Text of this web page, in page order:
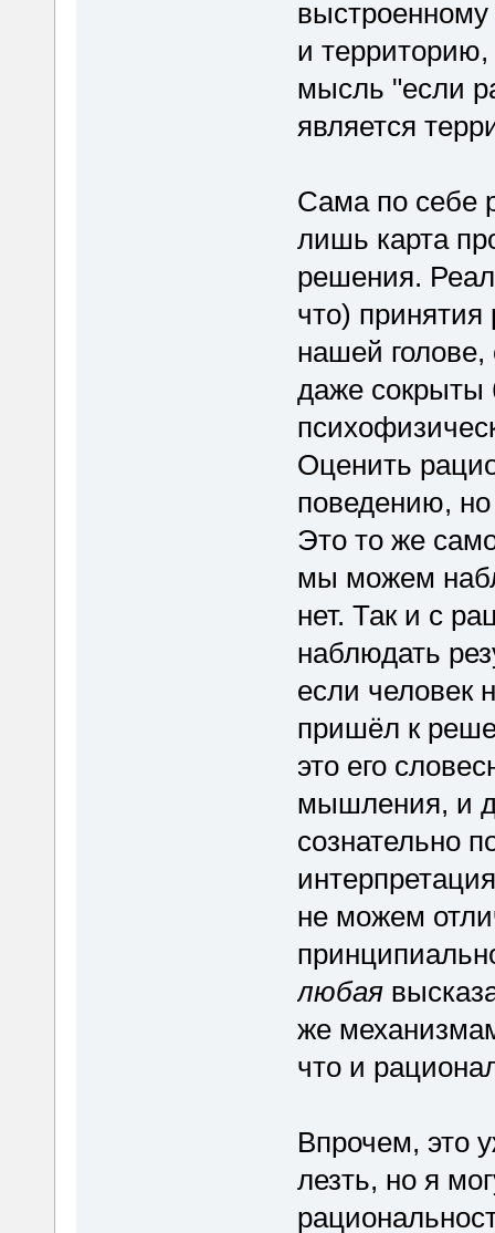
и
мысль "если
является
Сама по себе
лишь карта
решения.
что)
нашей
даже сокрыты
Оценить
поведению,
Это то же
мы можем
нет. Так и с
наблюдать
если человек
пришёл к
это его
мышления, и
сознательно
не можем
любая
же
что и
Впрочем, это
лезть, но я